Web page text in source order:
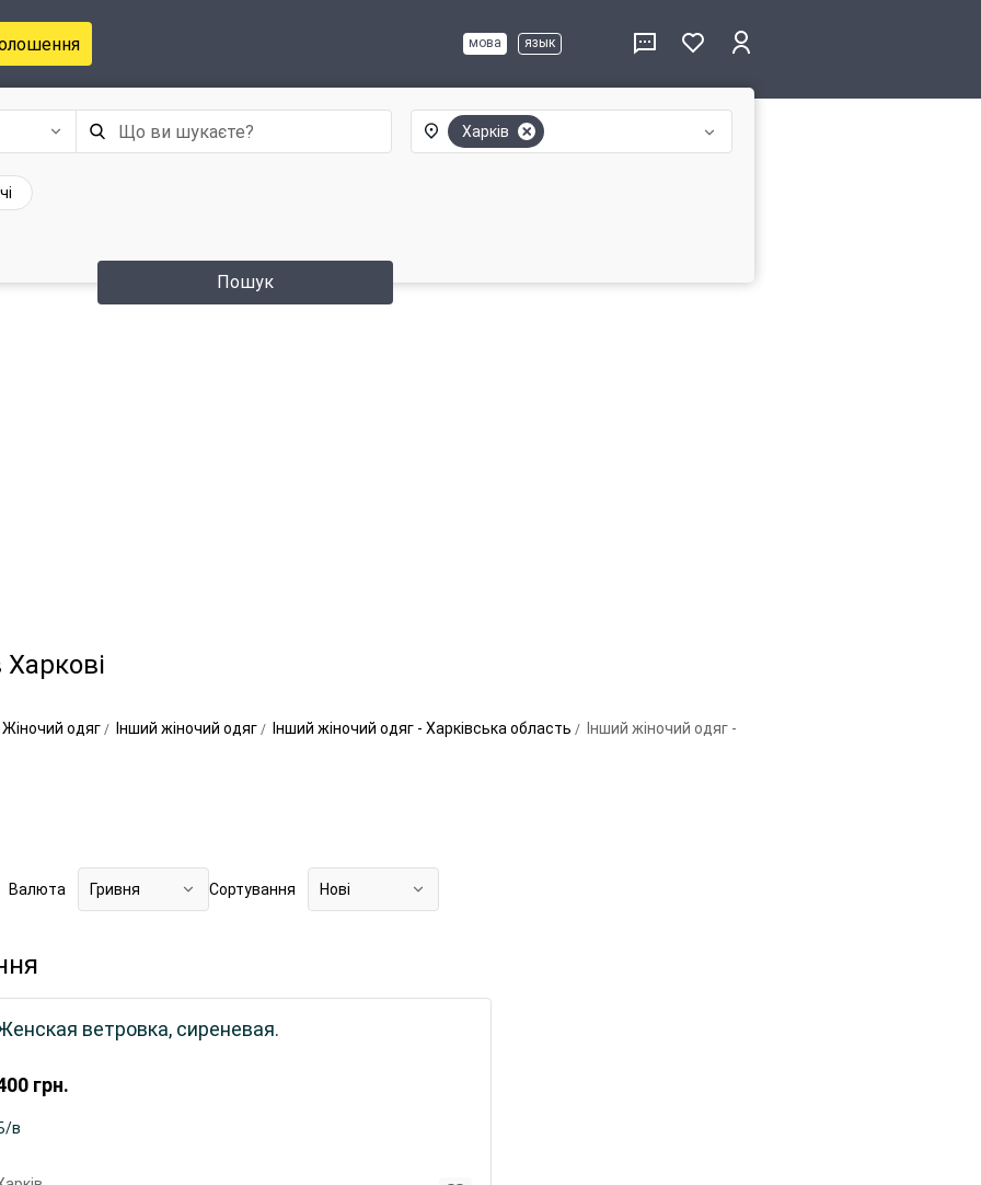
мова язык
Харків
Пошук
Жіночий одяг Інший жіночий одяг Інший жіночий одяг - Харківська область Інший жіночий одяг -
Валюта Гривня Сортування Нові
грн.
ветровка, сиреневая.
в